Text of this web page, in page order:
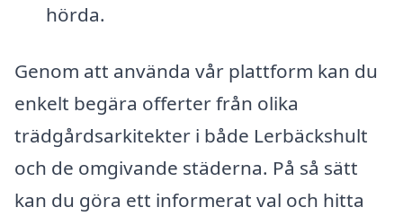
hörda.
Genom att använda vår plattform kan du
enkelt begära offerter från olika
trädgårdsarkitekter i både Lerbäckshult
och de omgivande städerna. På så sätt
kan du göra ett informerat val och hitta